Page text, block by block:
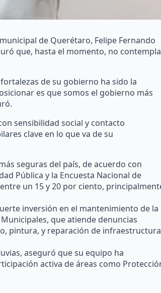
de Querétaro, Felipe Fernando
que, hasta el momento, no contempla
de su gobierno ha sido la
es que somos el gobierno más
sensibilidad social y contacto
clave en lo que va de su
seguras del país, de acuerdo con
Pública y la Encuesta Nacional de
un 15 y 20 por ciento,
inversión en el mantenimiento de la
que atiende denuncias
pintura, y reparación de infraestructura
aseguró que su equipo ha
activa de áreas como